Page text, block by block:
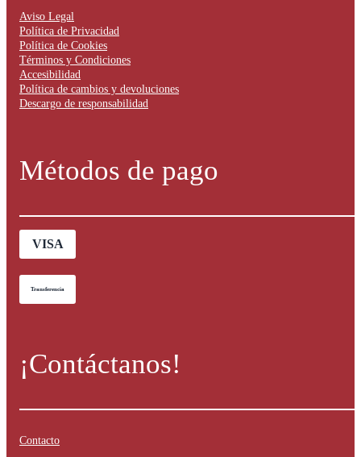
Aviso Legal
Política de Privacidad
Política de Cookies
Términos y Condiciones
Accesibilidad
Política de cambios y devoluciones
Descargo de responsabilidad
Métodos de pago
VISA
Transferencia
¡Contáctanos!
Contacto